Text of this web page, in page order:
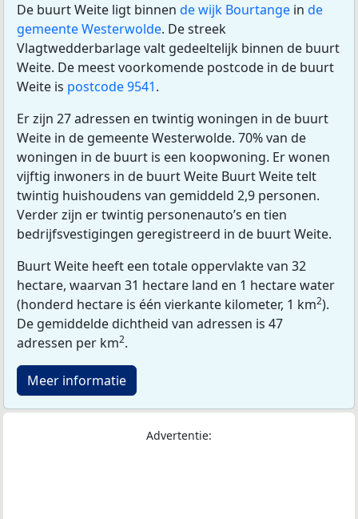
De buurt Weite ligt binnen de wijk Bourtange in de
gemeente Westerwolde. De streek
Vlagtwedderbarlage valt gedeeltelijk binnen de buurt
Weite. De meest voorkomende postcode in de buurt
Weite is postcode 9541.
Er zijn 27 adressen en twintig woningen in de buurt
Weite in de gemeente Westerwolde. 70% van de
woningen in de buurt is een koopwoning. Er wonen
vijftig inwoners in de buurt Weite Buurt Weite telt
twintig huishoudens van gemiddeld 2,9 personen.
Verder zijn er twintig personenauto’s en tien
bedrijfsvestigingen geregistreerd in de buurt Weite.
Buurt Weite heeft een totale oppervlakte van 32
hectare, waarvan 31 hectare land en 1 hectare water
(honderd hectare is één vierkante kilometer, 1 km2).
De gemiddelde dichtheid van adressen is 47
adressen per km2.
Meer informatie
Advertentie: